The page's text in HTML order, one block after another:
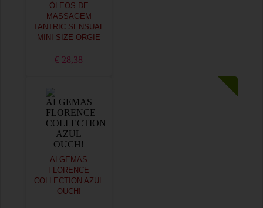
ÓLEOS DE
MASSAGEM
TANTRIC SENSUAL
MINI SIZE ORGIE
€ 28,38
ALGEMAS
FLORENCE
COLLECTION AZUL
OUCH!